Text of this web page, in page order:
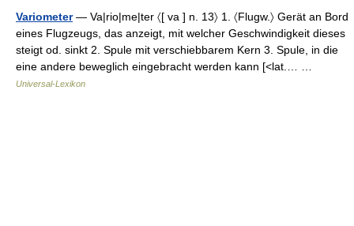
Variometer— Va|rio|me|ter 〈[ va ] n. 13〉 1. 〈Flugw.〉 Gerät an Bord
eines Flugzeugs, das anzeigt, mit welcher Geschwindigkeit dieses
steigt od. sinkt 2. Spule mit verschiebbarem Kern 3. Spule, in die
eine andere beweglich eingebracht werden kann [<lat.… …
Universal-Lexikon